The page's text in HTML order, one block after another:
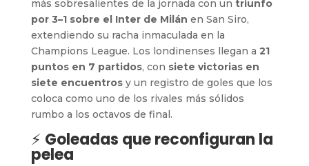
más sobresalientes de la jornada con un triunfo
por 3–1 sobre el Inter de Milán en San Siro,
extendiendo su racha inmaculada en la
Champions League. Los londinenses llegan a 21
puntos en 7 partidos, con siete victorias en
siete encuentrosy un registro de goles que los
coloca como uno de los rivales más sólidos
rumbo a los octavos de final.
⚡ Goleadas que reconfiguran la
pelea